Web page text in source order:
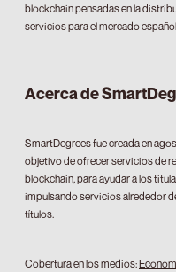
blockchain pensadas en la
servicios para el mercado
Acerca de
SmartDegrees fue creada en
objetivo de ofrecer servicios de
blockchain, para ayudar a los
impulsando servicios alrededor
títulos.
Cobertura en los medios: